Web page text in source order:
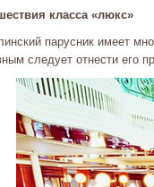
класса «люкс»
парусник имеет
следует отнести его